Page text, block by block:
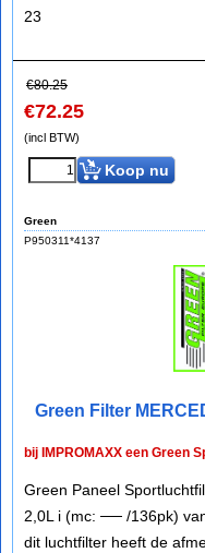
23
€80.25
€72.25
(incl BTW)
Koop nu
Green
P950311*4137
Green Filter
bij IMPROMAXX een Green
Green Paneel
2,0L i (mc: ── /136pk)
dit luchtfilter heeft de